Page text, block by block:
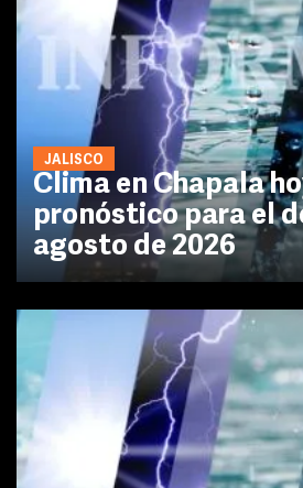
JALISCO
Clima en Chapala
pronóstico para el
agosto de 2026